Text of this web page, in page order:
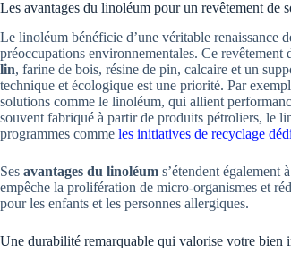
Les avantages du linoléum pour un revêtement de
Le linoléum bénéficie d’une véritable renaissance
préoccupations environnementales. Ce
lin, farine de bois, résine de pin, calcaire et un
technique et écologique est une priorité. Par
solutions comme le linoléum, qui allient
souvent fabriqué à partir de produits pétroliers, le
programmes comme les initiatives de recyclage
Ses avantages du linoléum s’étendent également
empêche la prolifération de micro-organismes et
pour les enfants et les personnes allergiques.
Une durabilité remarquable qui valorise votre bien